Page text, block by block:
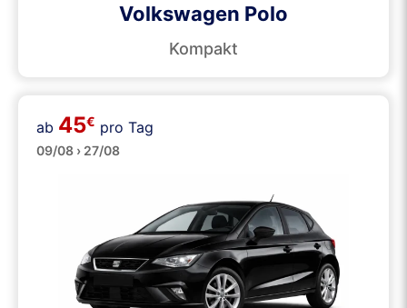
Volkswagen Polo
Kompakt
Mittelklasse
ab 45€ pro Tag
09/08 › 27/08